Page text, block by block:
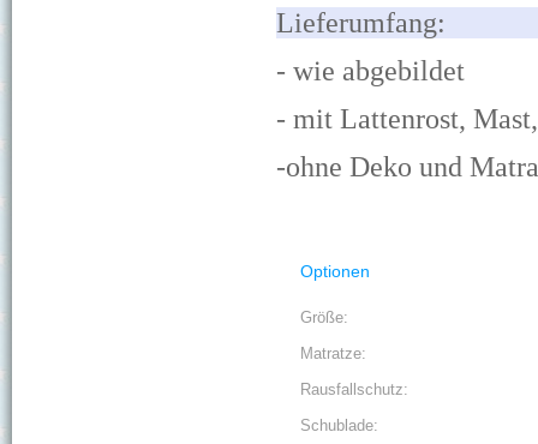
- wie abgebildet
- mit Lattenrost,
-ohne Deko und
Optionen
Größe:
Matratze:
Rausfallschutz:
Schublade: